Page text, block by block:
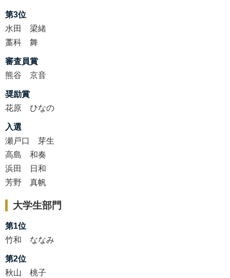
第3位
水田 梁緒
藁科 舞
審査員賞
熊谷 京音
奨励賞
花原 ひなの
入選
瀬戸口 芽生
高島 和奏
浜田 日和
芳野 真帆
大学生部門
第1位
竹和 ななみ
第2位
秋山 桃子